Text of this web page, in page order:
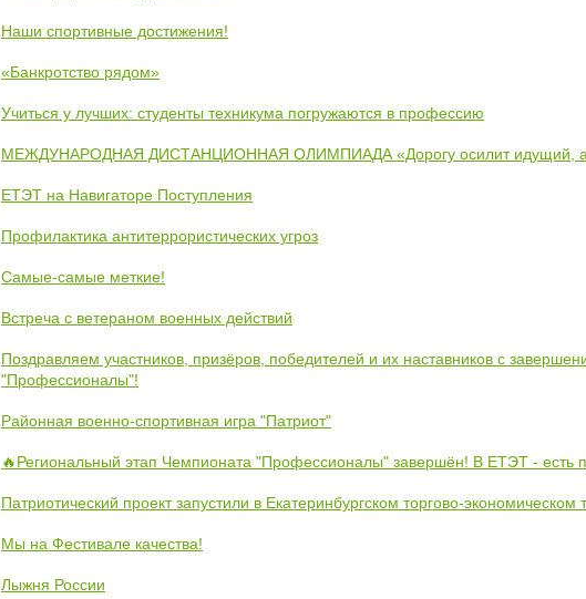
Наши спортивные достижения!
«Банкротство рядом»
Учиться у лучших: студенты техникума погружаются в профессию
МЕЖДУНАРОДНАЯ ДИСТАНЦИОННАЯ ОЛИМПИАДА «Дорогу осилит идущий, а
ЕТЭТ на Навигаторе Поступления
Профилактика антитеррористических угроз
Самые-самые меткие!
Встреча с ветераном военных действий
Поздравляем участников, призёров, победителей и их наставников с
"Профессионалы"!
Районная военно-спортивная игра "Патриот"
🔥Региональный этап Чемпионата "Профессионалы" завершён! В ЕТЭТ - есть
Патриотический проект запустили в Екатеринбургском торгово-экономическом
Мы на Фестивале качества!
Лыжня России